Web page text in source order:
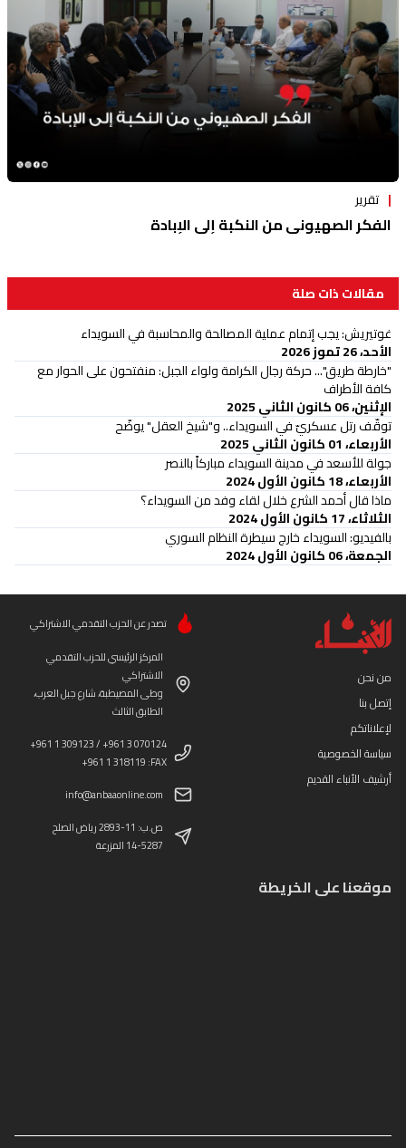
تقرير
الفكر الصهيوني من النكبة إلى الإبادة
مقالات ذات صلة
غوتيريش: يجب إتمام عملية المصالحة والمحاسبة في السويداء
الأحد، 26 تموز 2026
"خارطة طريق"... حركة رجال الكرامة ولواء الجبل: منفتحون على الحوار مع
كافة الأطراف
الإثنين، 06 كانون الثاني 2025
توقّف رتل عسكريّ في السويداء.. و"شيخ العقل" يوضّح
الأربعاء، 01 كانون الثاني 2025
جولة للأسعد في مدينة السويداء مباركاً بالنصر
الأربعاء، 18 كانون الأول 2024
ماذا قال أحمد الشرع خلال لقاء وفد من السويداء؟
الثلاثاء، 17 كانون الأول 2024
بالفيديو: السويداء خارج سيطرة النظام السوري
الجمعة، 06 كانون الأول 2024
من نحن
إتصل بنا
لإعلاناتكم
سياسة الخصوصية
أرشيف الأنباء القديم
تصدر عن الحزب التقدمي الاشتراكي
المركز الرئيسي للحزب التقدمي
الاشتراكي
وطى المصيطبة، شارع جبل العرب،
الطابق الثالث
+961 1 309123 / +961 3 070124
+961 1 318119 :FAX
info@anbaaonline.com
ص.ب: 11-2893 رياض الصلح
14-5287 المزرعة
موقعنا على الخريطة